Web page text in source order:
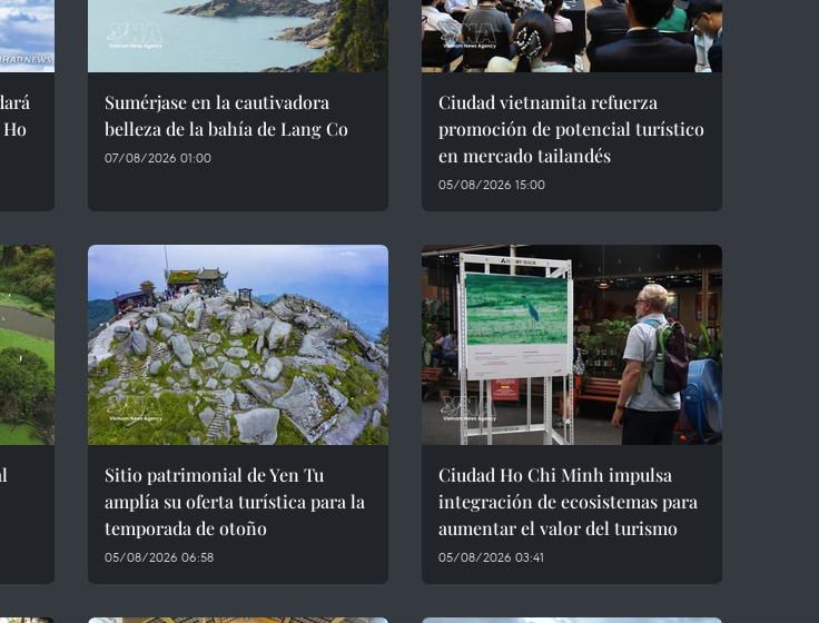
Sumérjase en la cautivadora
belleza de la bahía de Lang Co
07/08/2026 01:00
Ciudad vietnamita refuerza
promoción de potencial turístico
en mercado tailandés
05/08/2026 15:00
Sitio patrimonial de Yen Tu
amplía su oferta turística para la
temporada de otoño
05/08/2026 06:58
Ciudad Ho Chi Minh impulsa
integración de ecosistemas para
aumentar el valor del turismo
05/08/2026 03:41